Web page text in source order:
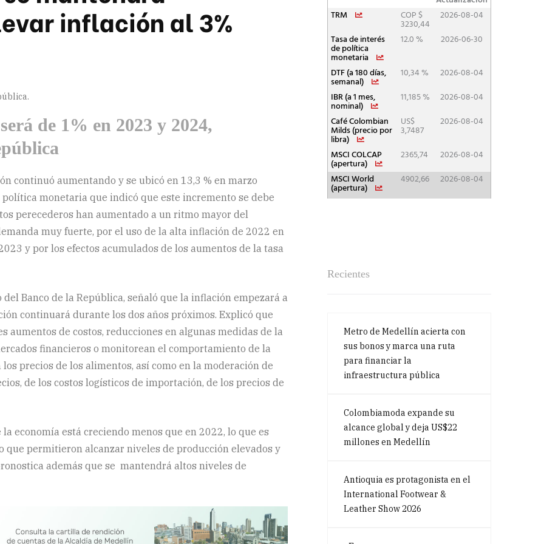
inflación al 3%
de 1% en 2023 y 2024,
continuó aumentando y se ubicó en 13,3 % en marzo
monetaria que indicó que este incremento se debe
perecederos han aumentado a un ritmo mayor del
muy fuerte, por el uso de la alta inflación de 2022 en
y por los efectos acumulados de los aumentos de la tasa
Banco de la República, señaló que la inflación empezará a
continuará durante los dos años próximos. Explicó que
aumentos de costos, reducciones en algunas medidas de la
financieros o monitorean el comportamiento de la
precios de los alimentos, así como en la moderación de
de los costos logísticos de importación, de los precios de
economía está creciendo menos que en 2022, lo que es
que permitieron alcanzar niveles de producción elevados y
además que se mantendrá altos niveles de
Recientes
Metro de Medellín acierta con
sus bonos y marca una ruta
para financiar la
infraestructura pública
Colombiamoda expande su
alcance global y deja US$22
millones en Medellín
Antioquia es protagonista en el
International Footwear &
Leather Show 2026